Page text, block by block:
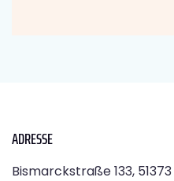
ADRESSE
Bismarckstraße 133,